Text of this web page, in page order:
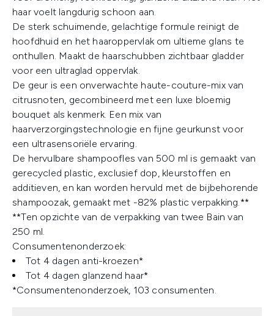
haar voelt langdurig schoon aan.
De sterk schuimende, gelachtige formule reinigt de
hoofdhuid en het haaroppervlak om ultieme glans te
onthullen. Maakt de haarschubben zichtbaar gladder
voor een ultraglad oppervlak.
De geur is een onverwachte haute-couture-mix van
citrusnoten, gecombineerd met een luxe bloemig
bouquet als kenmerk. Een mix van
haarverzorgingstechnologie en fijne geurkunst voor
een ultrasensoriële ervaring.
De hervulbare shampoofles van 500 ml is gemaakt van
gerecycled plastic, exclusief dop, kleurstoffen en
additieven, en kan worden hervuld met de bijbehorende
shampoozak, gemaakt met -82% plastic verpakking.**
**Ten opzichte van de verpakking van twee Bain van
250 ml.
Consumentenonderzoek:
Tot 4 dagen anti-kroezen*
Tot 4 dagen glanzend haar*
*Consumentenonderzoek, 103 consumenten.